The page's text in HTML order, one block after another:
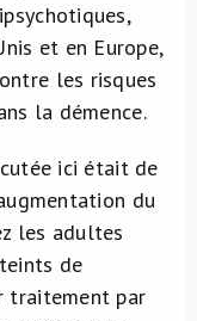
et en Europe,
les risques
la démence.
ici était de
du
les adultes
de
traitement par